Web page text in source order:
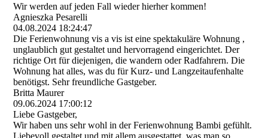
Wir werden auf jeden Fall wieder hierher kommen!
Agnieszka Pesarelli
04.08.2024 18:24:47
Die Ferienwohnung vis a vis ist eine spektakuläre Wohnung ,
unglaublich gut gestaltet und hervorragend eingerichtet. Der
richtige Ort für diejenigen, die wandern oder Radfahrern. Die
Wohnung hat alles, was du für Kurz- und Langzeitaufenhalte
benötigst. Sehr freundliche Gastgeber.
Britta Maurer
09.06.2024 17:00:12
Liebe Gastgeber,
Wir haben uns sehr wohl in der Ferienwohnung Bambi gefühlt.